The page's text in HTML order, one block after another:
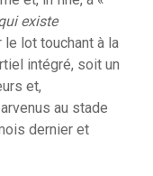
existe
lot touchant à la
intégré, soit un
et,
au stade
dernier et